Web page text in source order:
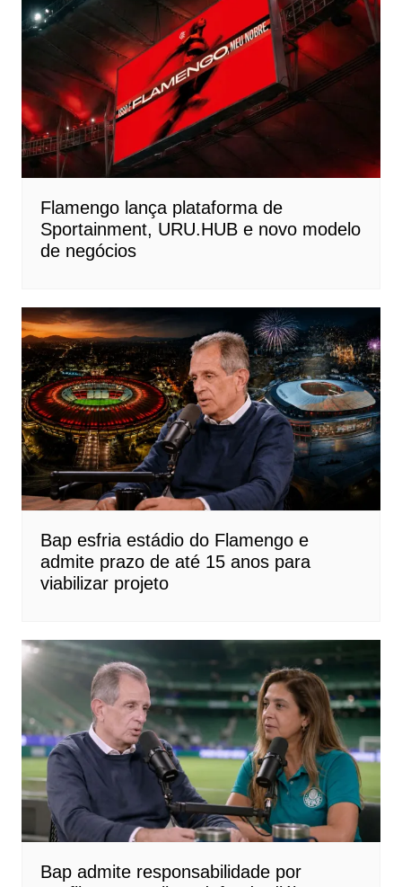
Flamengo lança plataforma de
Sportainment, URU.HUB e novo modelo
de negócios
Bap esfria estádio do Flamengo e
admite prazo de até 15 anos para
viabilizar projeto
Bap admite responsabilidade por